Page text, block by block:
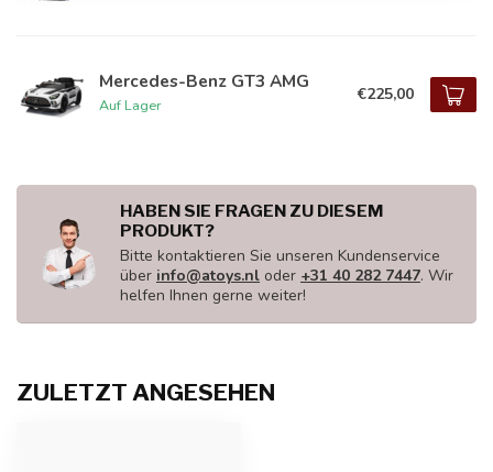
Mercedes-Benz GT3 AMG
Auf Lager
€225,00
HABEN SIE FRAGEN ZU DIESEM
PRODUKT?
Bitte kontaktieren Sie unseren Kundenservice
über info@atoys.nl oder +31 40 282 7447. Wir
helfen Ihnen gerne weiter!
ZULETZT ANGESEHEN